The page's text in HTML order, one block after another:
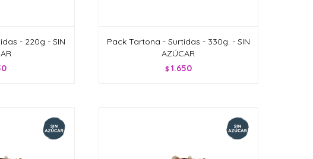
- 220g - SIN
Pack Tartona - Surtidas - 330g. - SIN
AZÚCAR
$ 1.650